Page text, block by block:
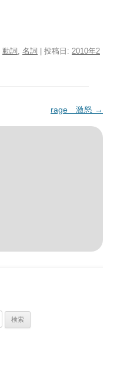
動詞 , 名詞 | 投稿日: 2010年2
rage 激怒 →